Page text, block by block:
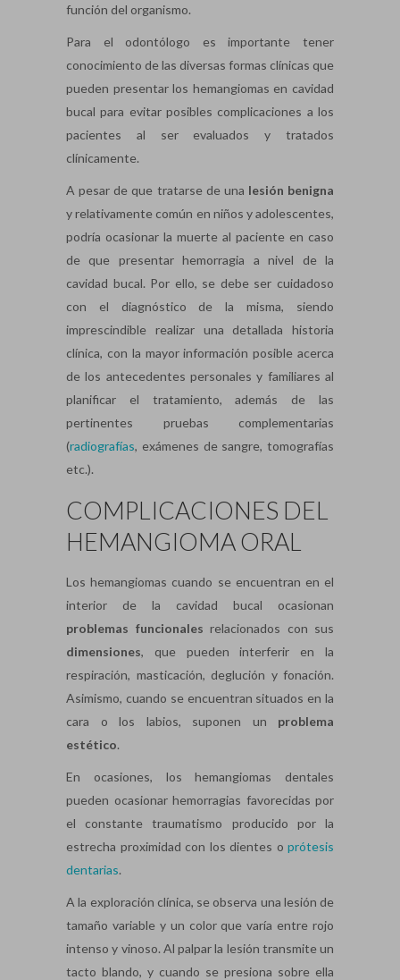
función del organismo.
Para el odontólogo es importante tener
conocimiento de las diversas formas clínicas que
pueden presentar los hemangiomas en cavidad
bucal para evitar posibles complicaciones a los
pacientes al ser evaluados y tratados
clínicamente.
A pesar de que tratarse de una lesión benigna
y relativamente común en niños y adolescentes,
podría ocasionar la muerte al paciente en caso
de que presentar hemorragia a nivel de la
cavidad bucal. Por ello, se debe ser cuidadoso
con el diagnóstico de la misma, siendo
imprescindible realizar una detallada historia
clínica, con la mayor información posible acerca
de los antecedentes personales y familiares al
planificar el tratamiento, además de las
pertinentes pruebas complementarias
(radiografías, exámenes de sangre, tomografías
etc.).
COMPLICACIONES DEL
HEMANGIOMA ORAL
Los hemangiomas cuando se encuentran en el
interior de la cavidad bucal ocasionan
problemas funcionales relacionados con sus
dimensiones, que pueden interferir en la
respiración, masticación, deglución y fonación.
Asimismo, cuando se encuentran situados en la
cara o los labios, suponen un problema
estético.
En ocasiones, los hemangiomas dentales
pueden ocasionar hemorragias favorecidas por
el constante traumatismo producido por la
estrecha proximidad con los dientes o prótesis
dentarias.
A la exploración clínica, se observa una lesión de
tamaño variable y un color que varía entre rojo
intenso y vinoso. Al palpar la lesión transmite un
tacto blando, y cuando se presiona sobre ella